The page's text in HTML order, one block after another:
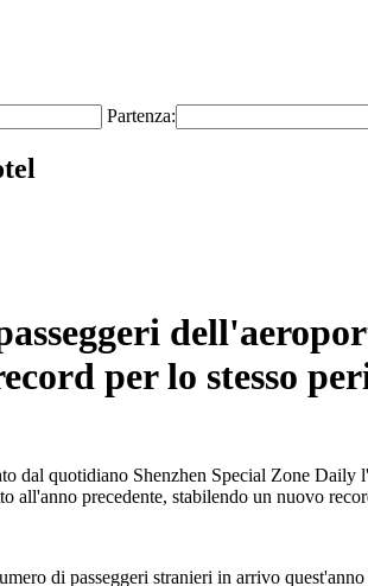
Partenza:
per lo stesso
dal quotidiano Shenzhen Special Zone
all'anno precedente, stabilendo un nuovo
di passeggeri stranieri in arrivo